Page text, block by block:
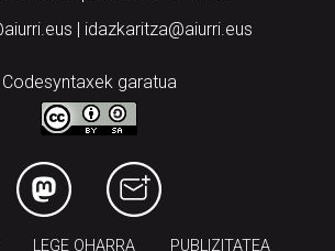
Codesyntaxek garatua
LEGE OHARRA
HARREMANETARAKO RSS